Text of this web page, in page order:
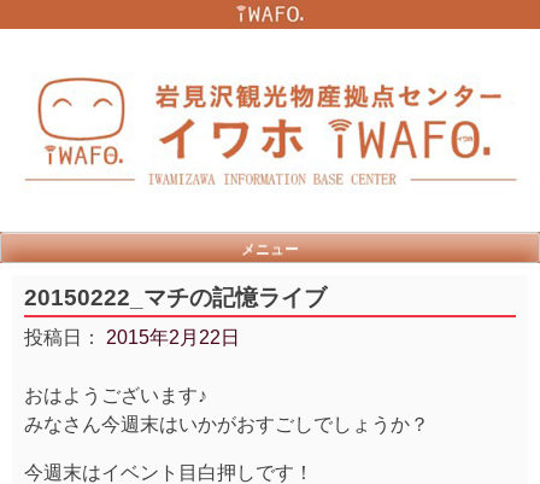
メニュー
20150222_マチの記憶ライブ
投稿日： 2015年2月22日
おはようございます♪
みなさん今週末はいかがおすごしでしょうか？
今週末はイベント目白押しです！